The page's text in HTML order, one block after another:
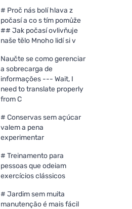
# Proč nás bolí hlava z
počasí a co s tím pomůže
## Jak počasí ovlivňuje
naše tělo Mnoho lidí si v
Naučte se como gerenciar
a sobrecarga de
informações --- Wait, I
need to translate properly
from C
# Conservas sem açúcar
valem a pena
experimentar
# Treinamento para
pessoas que odeiam
exercícios clássicos
# Jardim sem muita
manutenção é mais fácil